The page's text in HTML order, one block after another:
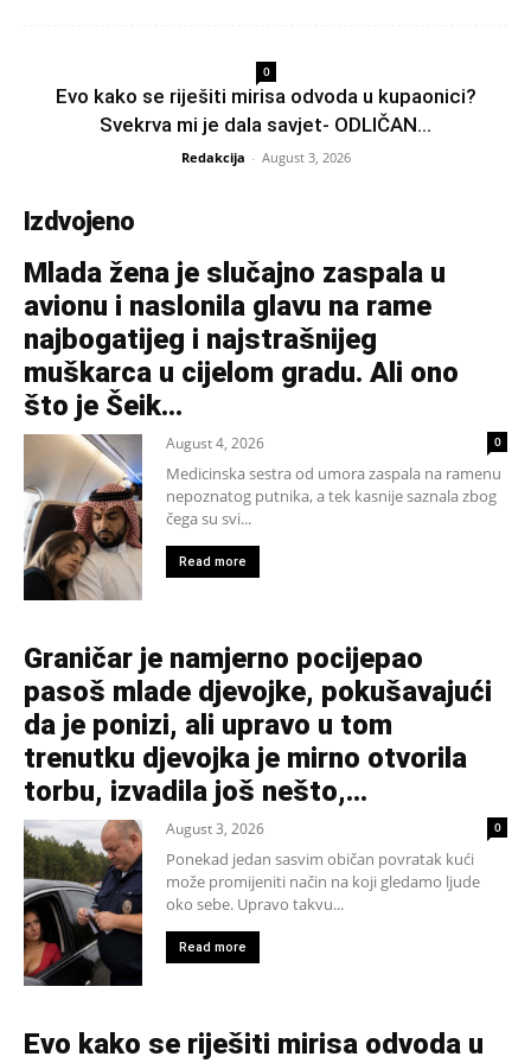
0
Evo kako se riješiti mirisa odvoda u kupaonici?
Svekrva mi je dala savjet- ODLIČAN...
Redakcija - August 3, 2026
Izdvojeno
Mlada žena je slučajno zaspala u
avionu i naslonila glavu na rame
najbogatijeg i najstrašnijeg
muškarca u cijelom gradu. Ali ono
što je Šeik...
August 4, 2026 0
Medicinska sestra od umora zaspala na ramenu
nepoznatog putnika, a tek kasnije saznala zbog
čega su svi...
Read more
Graničar je namjerno pocijepao
pasoš mlade djevojke, pokušavajući
da je ponizi, ali upravo u tom
trenutku djevojka je mirno otvorila
torbu, izvadila još nešto,...
August 3, 2026 0
Ponekad jedan sasvim običan povratak kući
može promijeniti način na koji gledamo ljude
oko sebe. Upravo takvu...
Read more
Evo kako se riješiti mirisa odvoda u